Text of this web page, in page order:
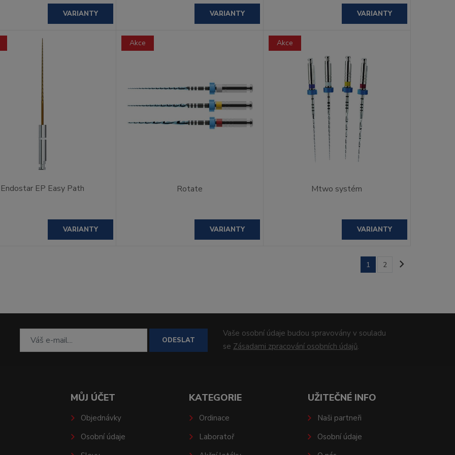
VARIANTY VARIANTY VARIANTY
Endostar EP Easy Path
VARIANTY
Akce
Rotate
VARIANTY
Akce
Mtwo systém
VARIANTY
1 2
ODESLAT
Vaše osobní údaje budou spravovány v souladu
se Zásadami zpracování osobních údajů.
MŮJ ÚČET
Objednávky
Osobní údaje
KATEGORIE
Ordinace
Laboratoř
UŽITEČNÉ INFO
Naši partneři
Osobní údaje